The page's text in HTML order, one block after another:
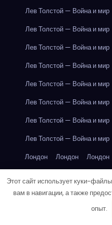
Лев Толстой — Война и мир
Лев Толстой — Война и мир
Лев Толстой — Война и мир
Лев Толстой — Война и мир
Лев Толстой — Война и мир
Лев Толстой — Война и мир
Лев Толстой — Война и мир
Лев Толстой — Война и мир
Лондон
Лондон Лондон
Лондон
Лондон Лондон
Лондон
Этот сайт использует куки-
вам в навигации, а также
опыт.